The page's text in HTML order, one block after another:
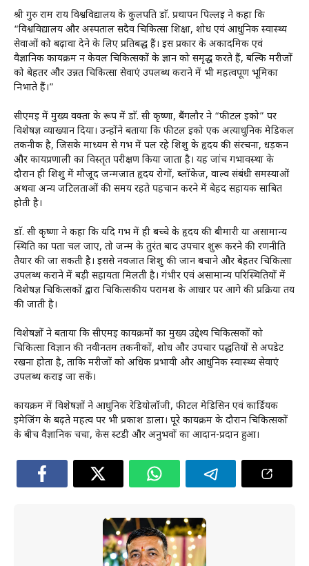
श्री गुरु राम राय विश्वविद्यालय के कुलपति डाॅ. प्रथापन पिल्लई ने कहा कि
“विश्वविद्यालय और अस्पताल सदैव चिकित्सा शिक्षा, शोध एवं आधुनिक स्वास्थ्य
सेवाओं को बढ़ावा देने के लिए प्रतिबद्ध हैं। इस प्रकार के अकादमिक एवं
वैज्ञानिक कार्यक्रम न केवल चिकित्सकों के ज्ञान को समृद्ध करते हैं, बल्कि मरीजों
को बेहतर और उन्नत चिकित्सा सेवाएं उपलब्ध कराने में भी महत्वपूर्ण भूमिका
निभाते हैं।”
सीएमई में मुख्य वक्ता के रूप में डाॅ. सी कृष्णा, बैंगलौर ने “फीटल ईको” पर
विशेषज्ञ व्याख्यान दिया। उन्होंने बताया कि फीटल ईको एक अत्याधुनिक मेडिकल
तकनीक है, जिसके माध्यम से गर्भ में पल रहे शिशु के हृदय की संरचना, धड़कन
और कार्यप्रणाली का विस्तृत परीक्षण किया जाता है। यह जांच गर्भावस्था के
दौरान ही शिशु में मौजूद जन्मजात हृदय रोगों, ब्लॉकेज, वाल्व संबंधी समस्याओं
अथवा अन्य जटिलताओं की समय रहते पहचान करने में बेहद सहायक साबित
होती है।
डाॅ. सी कृष्णा ने कहा कि यदि गर्भ में ही बच्चे के हृदय की बीमारी या असामान्य
स्थिति का पता चल जाए, तो जन्म के तुरंत बाद उपचार शुरू करने की रणनीति
तैयार की जा सकती है। इससे नवजात शिशु की जान बचाने और बेहतर चिकित्सा
उपलब्ध कराने में बड़ी सहायता मिलती है। गंभीर एवं असामान्य परिस्थितियों में
विशेषज्ञ चिकित्सकों द्वारा चिकित्सकीय परामर्श के आधार पर आगे की प्रक्रिया तय
की जाती है।
विशेषज्ञों ने बताया कि सीएमई कार्यक्रमों का मुख्य उद्देश्य चिकित्सकों को
चिकित्सा विज्ञान की नवीनतम तकनीकों, शोध और उपचार पद्धतियों से अपडेट
रखना होता है, ताकि मरीजों को अधिक प्रभावी और आधुनिक स्वास्थ्य सेवाएं
उपलब्ध कराई जा सकें।
कार्यक्रम में विशेषज्ञों ने आधुनिक रेडियोलॉजी, फीटल मेडिसिन एवं कार्डियक
इमेजिंग के बढ़ते महत्व पर भी प्रकाश डाला। पूरे कार्यक्रम के दौरान चिकित्सकों
के बीच वैज्ञानिक चर्चा, केस स्टडी और अनुभवों का आदान-प्रदान हुआ।